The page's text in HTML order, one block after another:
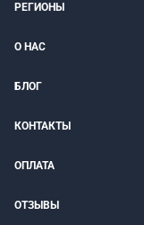
РЕГИОНЫ
О НАС
БЛОГ
КОНТАКТЫ
ОПЛАТА
ОТЗЫВЫ